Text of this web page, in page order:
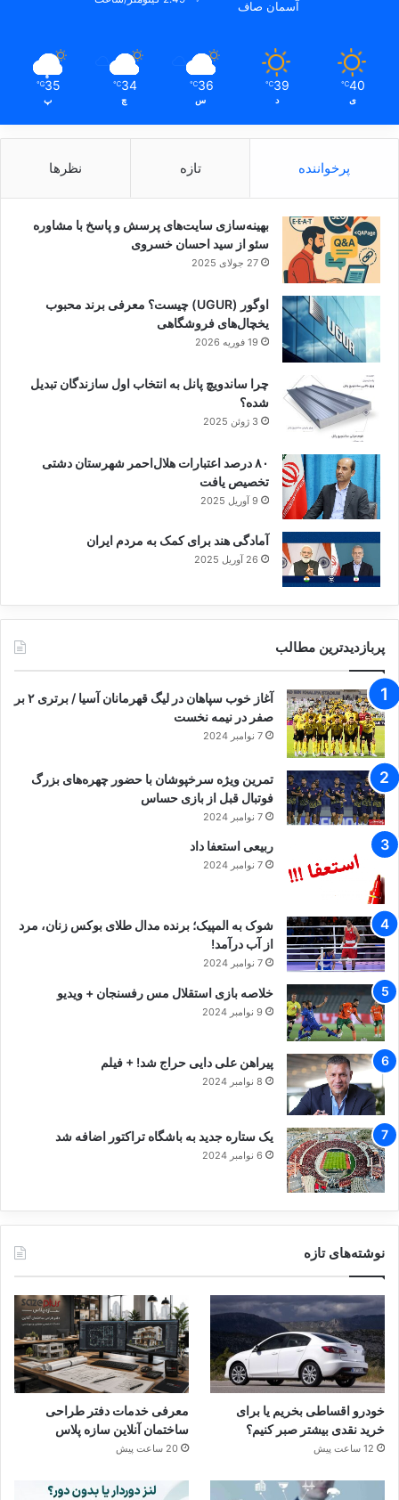
آسمان صاف
40
℃
ی
39
℃
د
36
℃
س
34
℃
چ
35
℃
پ
پرخواننده تازه نظرها
بهینه‌سازی سایت‌های پرسش و پاسخ با مشاوره
سئو از سید احسان خسروی
27 جولای 2025
اوگور (UGUR) چیست؟ معرفی برند محبوب
یخچال‌های فروشگاهی
19 فوریه 2026
چرا ساندویچ پانل به انتخاب اول سازندگان تبدیل
شده؟
3 ژوئن 2025
۸۰ درصد اعتبارات هلال‌احمر شهرستان دشتی
تخصیص یافت
9 آوریل 2025
آمادگی هند برای کمک به مردم ایران
26 آوریل 2025
پربازدیدترین مطالب
آغاز خوب سپاهان در لیگ قهرمانان آسیا / برتری ۲ بر
صفر در نیمه نخست
7 نوامبر 2024
تمرین ویژه سرخپوشان با حضور چهره‌های بزرگ
فوتبال قبل از بازی حساس
7 نوامبر 2024
ربیعی استعفا داد
7 نوامبر 2024
شوک به المپیک؛ برنده مدال طلای بوکس زنان، مرد
از آب درآمد!
7 نوامبر 2024
خلاصه بازی استقلال مس رفسنجان + ویدیو
9 نوامبر 2024
پیراهن علی دایی حراج شد! + فیلم
8 نوامبر 2024
یک ستاره جدید به باشگاه تراکتور اضافه شد
6 نوامبر 2024
نوشته‌های تازه
خودرو اقساطی بخریم یا برای
خرید نقدی بیشتر صبر کنیم؟
12 ساعت پیش
معرفی خدمات دفتر طراحی
ساختمان آنلاین سازه پلاس
20 ساعت پیش